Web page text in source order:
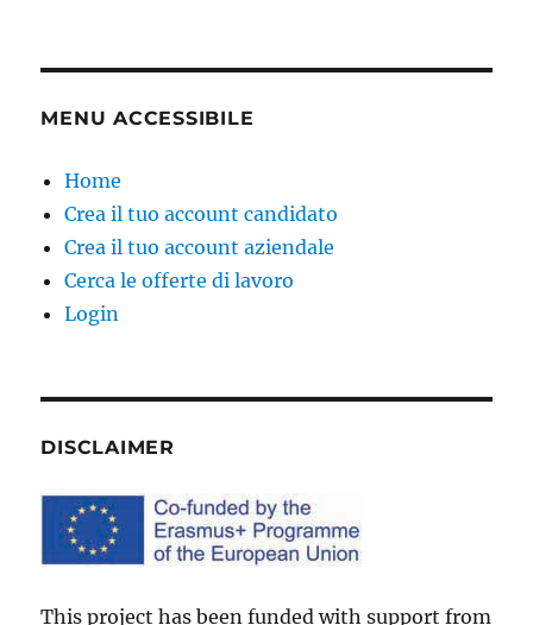
MENU ACCESSIBILE
Home
Crea il tuo account candidato
Crea il tuo account aziendale
Cerca le offerte di lavoro
Login
DISCLAIMER
This project has been funded with support from